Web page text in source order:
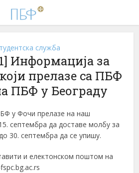
служба
Информација за
прелазе са ПБФ
ПБФ у Београду
у Фочи прелазе на наш
септембра да доставе молбу за
30. септембра да се упишу.
и електонском поштом на